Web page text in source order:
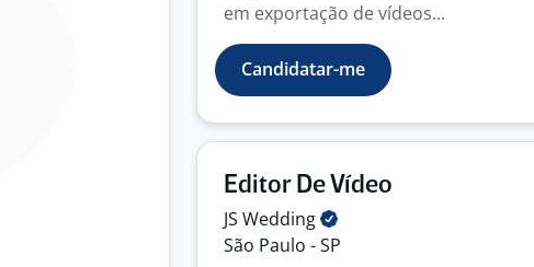
em exportação de vídeos...
Candidatar-me
Editor De Vídeo
JS Wedding
São Paulo - SP